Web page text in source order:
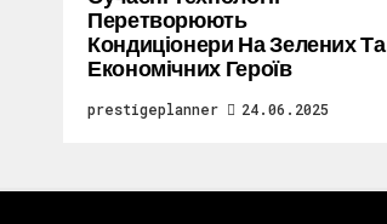
Перетворюють
Кондиціонери На Зелених Та
Економічних Героїв
prestigeplanner 24.06.2025